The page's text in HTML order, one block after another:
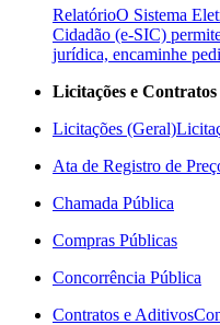
RelatórioO Sistema
Cidadão (e-SIC)
jurídica, encaminhe
Licitações e Contratos
Licitações (Geral)
Ata de Registro de
Chamada Pública
Compras Públicas
Concorrência Pública
Contratos e Aditivos